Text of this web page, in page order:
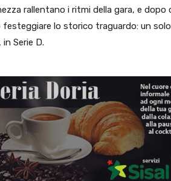
rallentano i ritmi della gara, e
lo storico traguardo: un
Serie D.